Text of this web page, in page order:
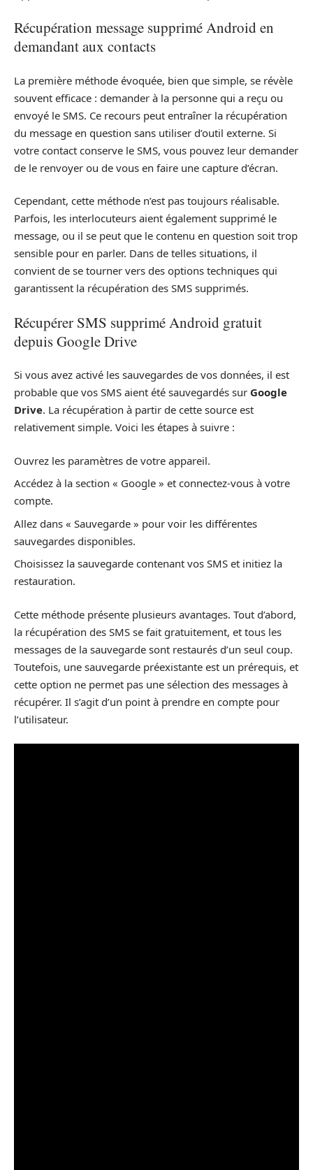
Récupération message supprimé Android en
demandant aux contacts
La première méthode évoquée, bien que simple, se révèle
souvent efficace : demander à la personne qui a reçu ou
envoyé le SMS. Ce recours peut entraîner la récupération
du message en question sans utiliser d’outil externe. Si
votre contact conserve le SMS, vous pouvez leur demander
de le renvoyer ou de vous en faire une capture d’écran.
Cependant, cette méthode n’est pas toujours réalisable.
Parfois, les interlocuteurs aient également supprimé le
message, ou il se peut que le contenu en question soit trop
sensible pour en parler. Dans de telles situations, il
convient de se tourner vers des options techniques qui
garantissent la récupération des SMS supprimés.
Récupérer SMS supprimé Android gratuit
depuis Google Drive
Si vous avez activé les sauvegardes de vos données, il est
probable que vos SMS aient été sauvegardés sur Google
Drive. La récupération à partir de cette source est
relativement simple. Voici les étapes à suivre :
Ouvrez les paramètres de votre appareil.
Accédez à la section « Google » et connectez-vous à votre
compte.
Allez dans « Sauvegarde » pour voir les différentes
sauvegardes disponibles.
Choisissez la sauvegarde contenant vos SMS et initiez la
restauration.
Cette méthode présente plusieurs avantages. Tout d’abord,
la récupération des SMS se fait gratuitement, et tous les
messages de la sauvegarde sont restaurés d’un seul coup.
Toutefois, une sauvegarde préexistante est un prérequis, et
cette option ne permet pas une sélection des messages à
récupérer. Il s’agit d’un point à prendre en compte pour
l’utilisateur.